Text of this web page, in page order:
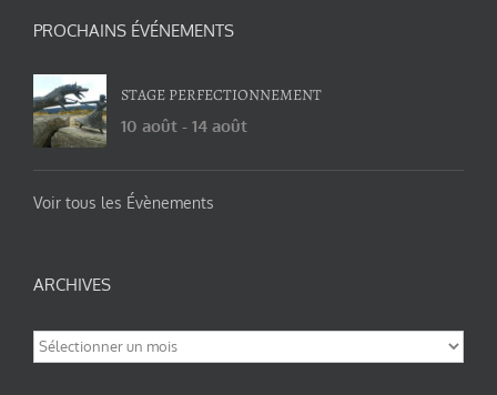
PROCHAINS ÉVÉNEMENTS
STAGE PERFECTIONNEMENT
10 août - 14 août
Voir tous les Évènements
ARCHIVES
Archives